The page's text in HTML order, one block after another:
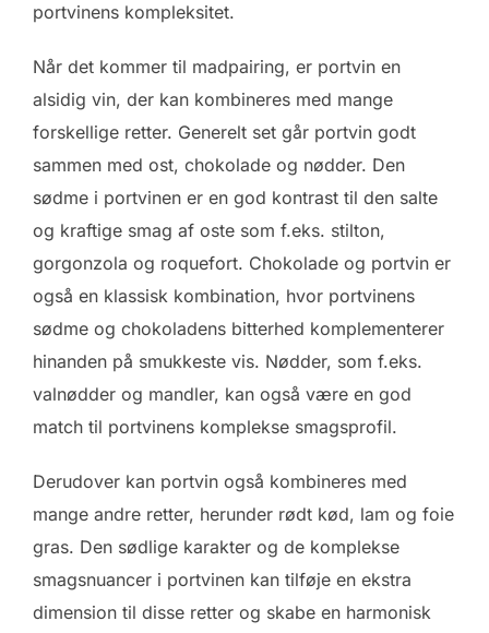
portvinens kompleksitet.
Når det kommer til madpairing, er portvin en
alsidig vin, der kan kombineres med mange
forskellige retter. Generelt set går portvin godt
sammen med ost, chokolade og nødder. Den
sødme i portvinen er en god kontrast til den salte
og kraftige smag af oste som f.eks. stilton,
gorgonzola og roquefort. Chokolade og portvin er
også en klassisk kombination, hvor portvinens
sødme og chokoladens bitterhed komplementerer
hinanden på smukkeste vis. Nødder, som f.eks.
valnødder og mandler, kan også være en god
match til portvinens komplekse smagsprofil.
Derudover kan portvin også kombineres med
mange andre retter, herunder rødt kød, lam og foie
gras. Den sødlige karakter og de komplekse
smagsnuancer i portvinen kan tilføje en ekstra
dimension til disse retter og skabe en harmonisk